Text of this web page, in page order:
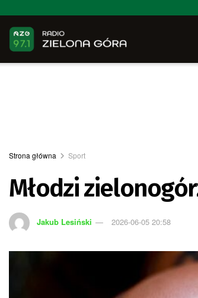
Strona główna Sport
Młodzi
Jakub Lesiński 2026-06-05 20:58